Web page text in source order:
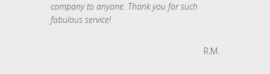
company to anyone. Thank you for such
fabulous service!
R.M.